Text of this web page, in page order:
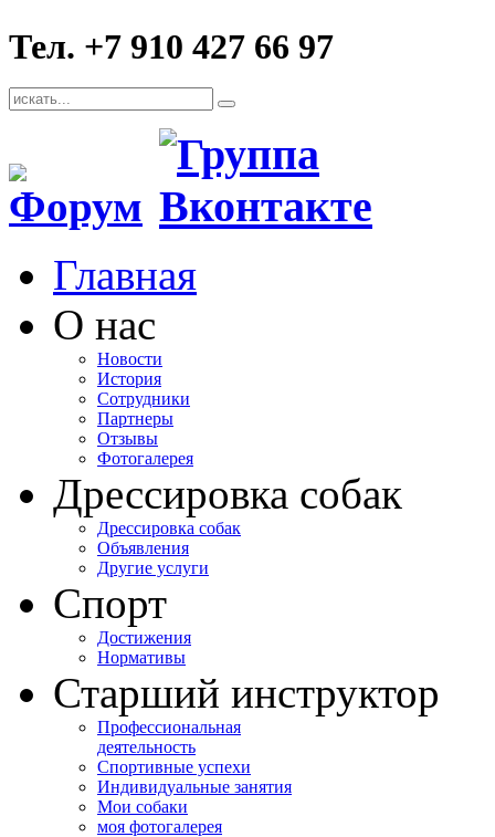
Тел. +7 910 427 66 97
Главная
О нас
Новости
История
Сотрудники
Партнеры
Отзывы
Фотогалерея
Дрессировка собак
Дрессировка собак
Объявления
Другие услуги
Спорт
Достижения
Нормативы
Старший инструктор
Профессиональная
деятельность
Спортивные успехи
Индивидуальные занятия
Мои собаки
моя фотогалерея